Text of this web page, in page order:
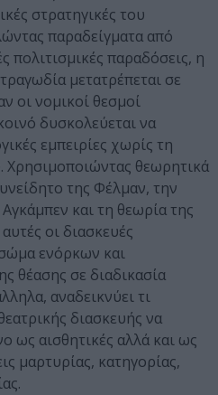
στρατηγικές του
παραδείγματα από
πολιτισμικές παραδόσεις, η
μετατρέπεται σε
οι νομικοί θεσμοί
δυσκολεύεται να
εμπειρίες χωρίς τη
θεωρητικά
της Φέλμαν, την
και τη θεωρία της
οι διασκευές
ενόρκων και
θέασης σε διαδικασία
αναδεικνύει τι
διασκευής να
ως αισθητικές αλλά και ως
μαρτυρίας, κατηγορίας,